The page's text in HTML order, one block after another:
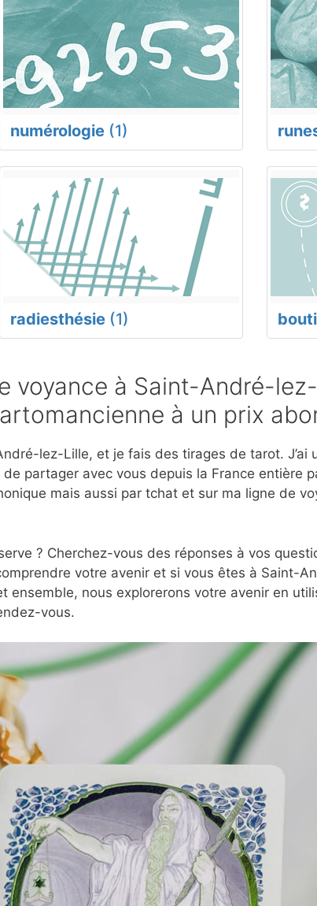
numérologie (1)
radiesthésie (1)
voyance à Saint-André-
à un prix
lez-Lille, et je fais des tirages de tarot. J’ai
partager avec vous depuis la France entière
mais aussi par tchat et sur ma ligne de
? Cherchez-vous des réponses à vos
votre avenir et si vous êtes à Saint-
ensemble, nous explorerons votre avenir en
vous.